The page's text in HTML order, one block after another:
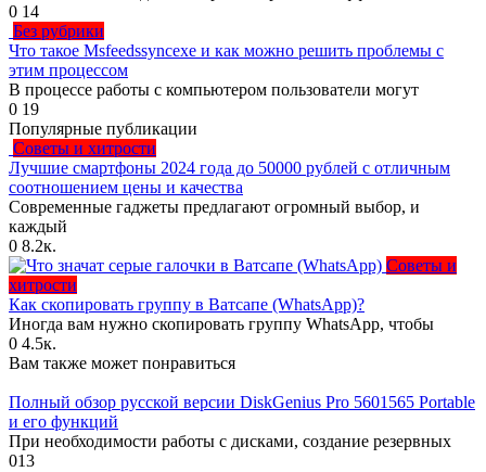
0 14
Без рубрики
Что такое Msfeedssyncexe и как можно решить проблемы с
этим процессом
В процессе работы с компьютером пользователи могут
0 19
Популярные публикации
Советы и хитрости
Лучшие смартфоны 2024 года до 50000 рублей с отличным
соотношением цены и качества
Современные гаджеты предлагают огромный выбор, и
каждый
0 8.2к.
Советы и
хитрости
Как скопировать группу в Ватсапе (WhatsApp)?
Иногда вам нужно скопировать группу WhatsApp, чтобы
0 4.5к.
Вам также может понравиться
Полный обзор русской версии DiskGenius Pro 5601565 Portable
и его функций
При необходимости работы с дисками, создание резервных
013